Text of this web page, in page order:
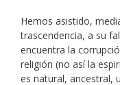
Hemos asistido,
trascendencia, a su
encuentra la
religión (no así la
es natural, ancestral,